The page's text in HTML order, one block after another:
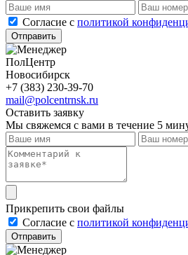
Cогласие с политикой
Отправить
ПолЦентр
Новосибирск
+7 (383) 230-39-70
mail@polcentrnsk.ru
Оставить заявку
Мы свяжемся с вами в течение 5
Прикрепить свои файлы
Cогласие с политикой
Отправить